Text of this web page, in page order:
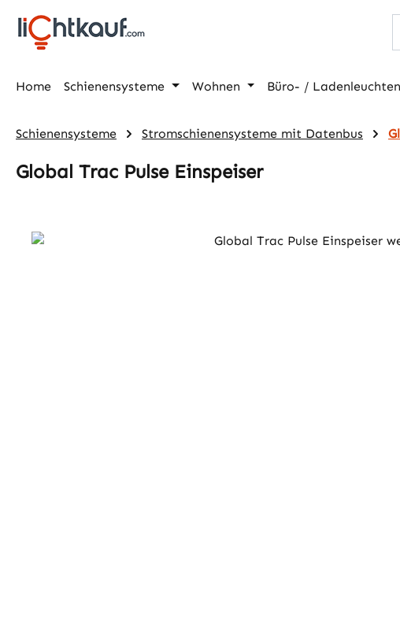
Hauptinhalt springen
Zur Suche springen
Zur Hauptnavigation springen
Home Schienensysteme Wohnen Büro- / Ladenleuchten
Schienensysteme Stromschienensysteme mit Datenbus
Global Trac Pulse Einspeiser
Bildergalerie überspringen